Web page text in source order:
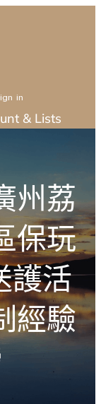
in
& Lists
州荔
保玩
護活
經驗